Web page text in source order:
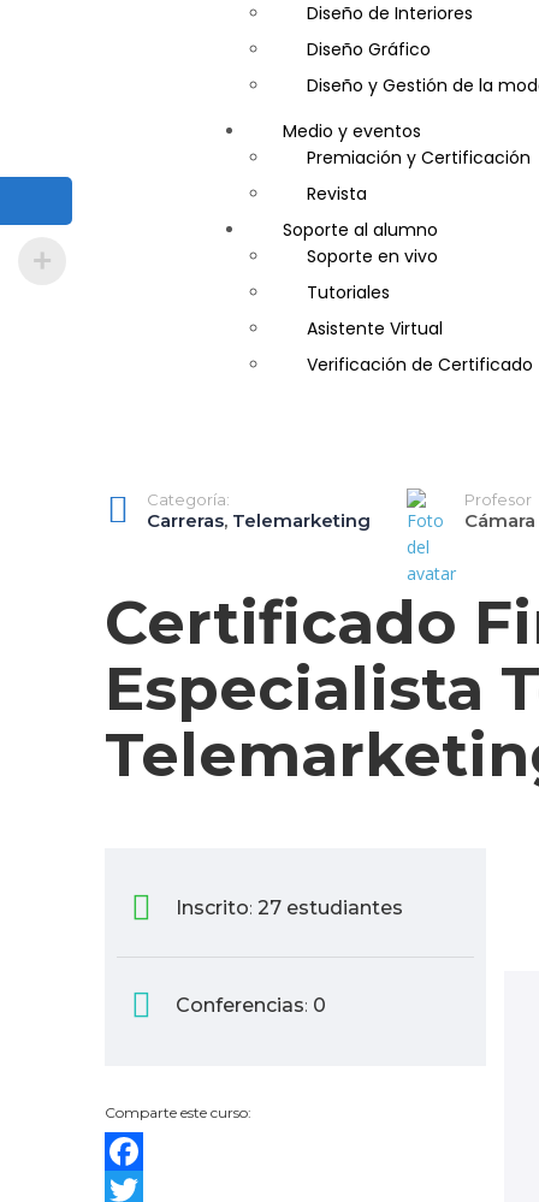
Diseño de Interiores
Diseño Gráfico
Diseño y Gestión de la
Entrenador Personal y
Gastronomía
Gestor de Crédito y
Guía de Turismo
Inglés Americano
Marketing y Publicidad
Medio Ambiente y Seguridad
Plataforma Bancaria y
Ventas de Productos y
Visitador Médico
Medio y eventos
Premiación y Certificación
Revista
Soporte al alumno
Soporte en vivo
Tutoriales
Asistente Virtual
Verificación de Certificado
Categoría:
Carreras, Telemarketing
Profesor
Certificado
Especialista
Inscrito: 27 estudiantes
Conferencias: 0
Comparte este curso:
Facebook